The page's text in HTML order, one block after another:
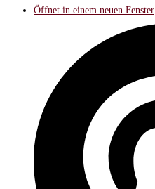
Öffnet in einem neuen Fenster